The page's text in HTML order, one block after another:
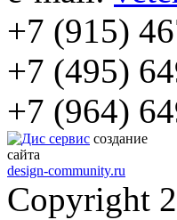
+7 (915)
+7 (495)
+7 (964)
создание
сайта
design-community.ru
Copyright